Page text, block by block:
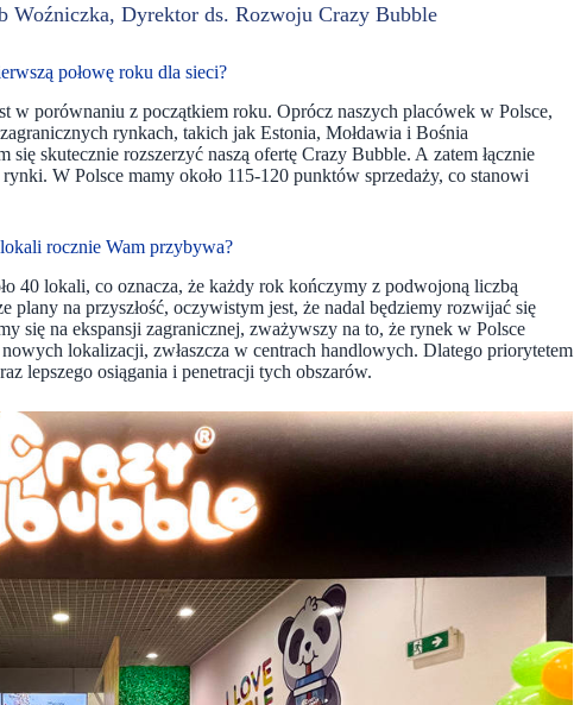
Woźniczka, Dyrektor ds. Rozwoju Crazy Bubble
połowę roku dla sieci?
w porównaniu z początkiem roku. Oprócz naszych placówek w Polsce,
rynkach, takich jak Estonia, Mołdawia i Bośnia
skutecznie rozszerzyć naszą ofertę Crazy Bubble. A zatem łącznie
W Polsce mamy około 115-120 punktów sprzedaży, co stanowi
rocznie Wam przybywa?
40 lokali, co oznacza, że każdy rok kończymy z podwojoną liczbą
na przyszłość, oczywistym jest, że nadal będziemy rozwijać się
się na ekspansji zagranicznej, zważywszy na to, że rynek w Polsce
lokalizacji, zwłaszcza w centrach handlowych. Dlatego priorytetem
lepszego osiągania i penetracji tych obszarów.